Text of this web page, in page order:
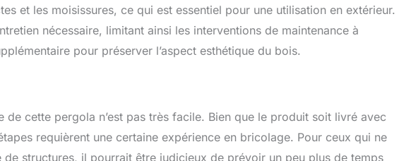
et les moisissures, ce qui est essentiel pour une utilisation en extérieur.
nécessaire, limitant ainsi les interventions de maintenance à
pour préserver l’aspect esthétique du bois.
de cette pergola n’est pas très facile. Bien que le produit soit livré avec
requièrent une certaine expérience en bricolage. Pour ceux qui ne
structures, il pourrait être judicieux de prévoir un peu plus de temps